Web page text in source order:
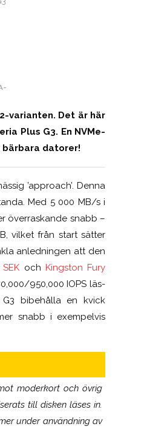
varianten. Det är här
Plus G3. En NVMe-
bärbara datorer!
’approach’. Denna
Med 5 000 MB/s i
överraskande snabb –
vilket från start sätter
anledningen att den
och Kingston Fury
950,000 IOPS läs-
G3 bibehålla en kvick
snabb i exempelvis
moderkort och övrig
till disken läses in.
under användning av